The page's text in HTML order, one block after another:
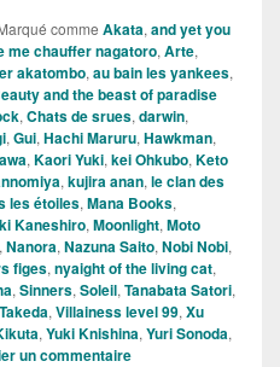
comme Akata, and yet you
me chauffer nagatoro, Arte,
akatombo, au bain les yankees,
and the beast of paradise
, Chats de srues, darwin,
, Gui, Hachi Maruru, Hawkman,
, Kaori Yuki, kei Ohkubo, Keto
, kujira anan, le clan des
les étoiles, Mana Books,
Kaneshiro, Moonlight, Moto
, Nanora, Nazuna Saito, Nobi Nobi,
figes, nyaight of the living cat,
, Sinners, Soleil, Tanabata Satori,
, Villainess level 99, Xu
, Yuki Knishina, Yuri Sonoda,
un commentaire